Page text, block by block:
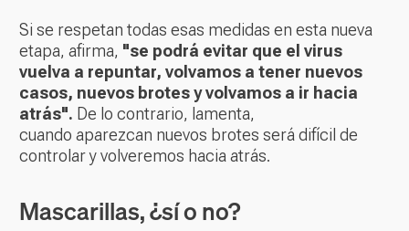
Si se respetan todas esas medidas en esta nueva
etapa, afirma, "se podrá evitar que el virus
vuelva a repuntar, volvamos a tener nuevos
casos, nuevos brotes y volvamos a ir hacia
atrás". De lo contrario, lamenta,
cuando aparezcan nuevos brotes será difícil de
controlar y volveremos hacia atrás.
Mascarillas, ¿sí o no?